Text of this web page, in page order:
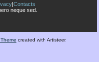
|Contacts
neque sed.
created with Artisteer.